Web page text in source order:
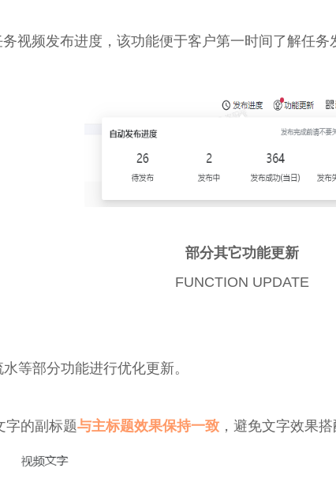
视频发布进度，该功能便于客户第一时间了解任务
部分其它功能更新
FUNCTION UPDATE
等部分功能进行优化更新。
字的副标题与主标题效果保持一致 ，避免文字效果